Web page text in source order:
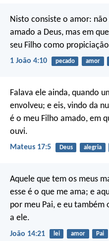
Nisto consiste o amor:
amado a Deus, mas em
seu Filho como
1 João 4:10 pecado amor
Falava ele ainda, quando
envolveu; e eis, vindo da
é o meu Filho amado, em
ouvi.
Mateus 17:5 Deus alegria
Aquele que tem os meus
esse é o que me ama; e
por meu Pai, e eu
a ele.
João 14:21 lei amor Pai